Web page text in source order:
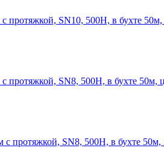
протяжкой, SN10, 500Н, в бухте
протяжкой, SN8, 500Н, в бухте 50м,
с протяжкой, SN8, 500Н, в бухте